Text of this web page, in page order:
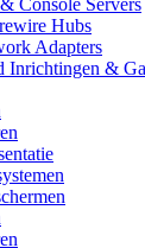
Hubs
Adapters
Inrichtingen &